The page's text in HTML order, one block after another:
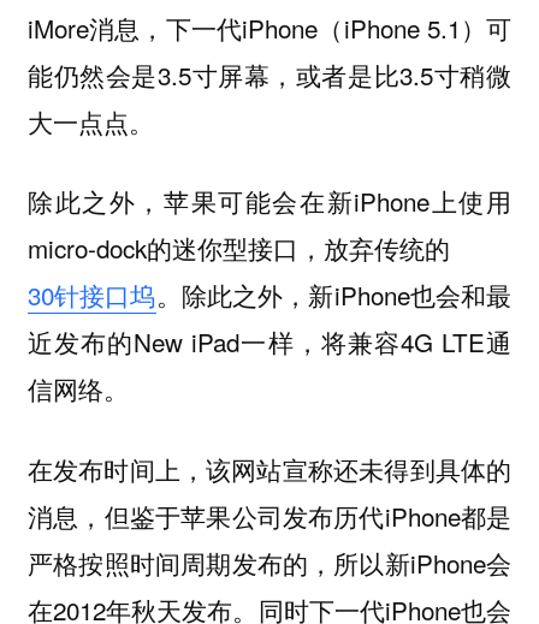
iMore消息，下一代iPhone（iPhone 5.1）可
能仍然会是3.5寸屏幕，或者是比3.5寸稍微
大一点点。
除此之外，苹果可能会在新iPhone上使用
micro-dock的迷你型接口，放弃传统的
30针接口坞。除此之外，新iPhone也会和最
近发布的New iPad一样，将兼容4G LTE通
信网络。
在发布时间上，该网站宣称还未得到具体的
消息，但鉴于苹果公司发布历代iPhone都是
严格按照时间周期发布的，所以新iPhone会
在2012年秋天发布。同时下一代iPhone也会